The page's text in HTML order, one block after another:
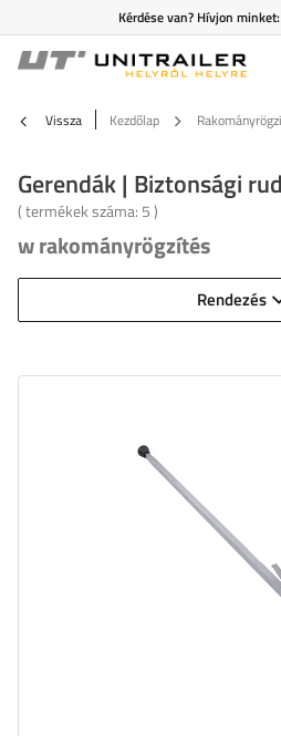
Kérdése van? Hívjon minket:
Vissza Kezdőlap
Gerendák | Biztonsági
( termékek száma: 5)
w rakományrögzítés
Rendezés